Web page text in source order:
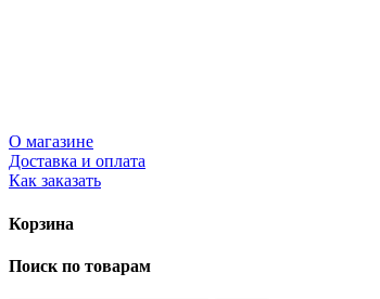
О магазине
Доставка и оплата
Как заказать
Корзина
Поиск по товарам